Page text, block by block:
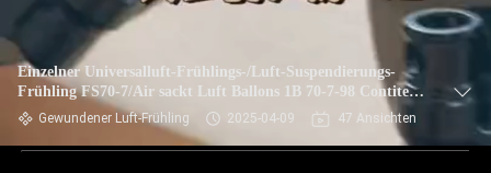
Einzelner Universalluft-Frühlings-/Luft-Suspendierungs-
Frühling FS70-7/Air sackt Luft Ballons 1B 70-7-98 Contitech
für Verkauf ein
Gewundener Luft-Frühling 2025-04-09 47 Ansichten